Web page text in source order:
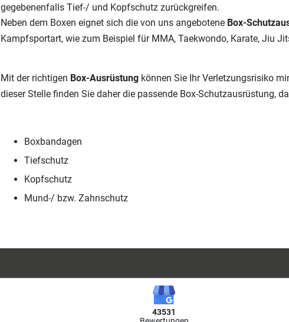
gegebenenfalls Tief-/ und Kopfschutz zurückgreifen.
Neben dem Boxen eignet sich die von uns angebotene Box-
Kampfsportart, wie zum Beispiel für MMA, Taekwondo, Karate, Jiu
Mit der richtigen Box-Ausrüstungkönnen Sie Ihr Verletzungsrisiko
dieser Stelle finden Sie daher die passende Box-Schutzausrüstung,
Boxbandagen
Tiefschutz
Kopfschutz
Mund-/ bzw. Zahnschutz
43531